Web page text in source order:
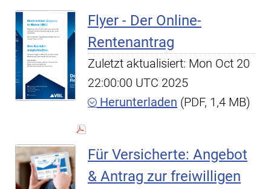
Flyer - Der Online-
Rentenantrag
Zuletzt aktualisiert: Mon Oct 20
22:00:00 UTC 2025
Herunterladen (PDF, 1,4 MB)
Für Versicherte: Angebot
& Antrag zur freiwilligen